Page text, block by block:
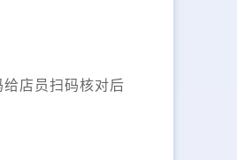
店员扫码核对后